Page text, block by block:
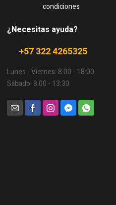
condiciones
¿Necesitas ayuda?
+57 322 4265325
Lunes - Viernes: 8:00 - 18:00
Sábado: 8:00 - 13:30